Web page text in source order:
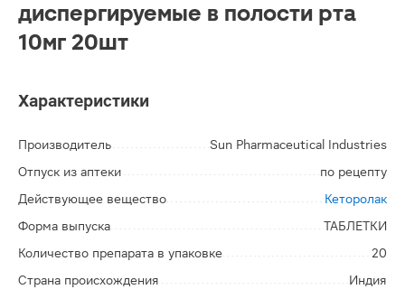
диспергируемые в полости рта
10мг 20шт
Характеристики
Производитель
Sun Pharmaceutical Industries
Отпуск из аптеки
по рецепту
Действующее вещество
Кеторолак
Форма выпуска
ТАБЛЕТКИ
Количество препарата в упаковке
20
Страна происхождения
Индия